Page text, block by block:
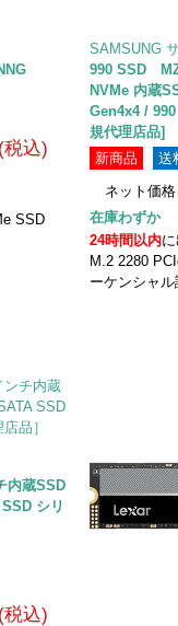
税込)
SSD
SAMSUNG
990 SSD
NVMe 内蔵
Gen4x4 /
規代理店品]
新商品
送
ネット価格
在庫わずか
24時間以内
M.2 2280
ーケンシャ
内蔵SSD
シリ
税込)